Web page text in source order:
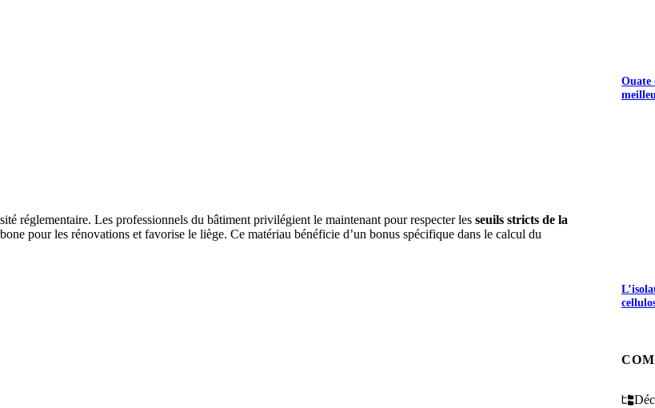
réglementaire. Les professionnels du bâtiment privilégient le maintenant pour respecter les seuils stricts de la
pour les rénovations et favorise le liège. Ce matériau bénéficie d’un bonus spécifique dans le calcul du
Ouate